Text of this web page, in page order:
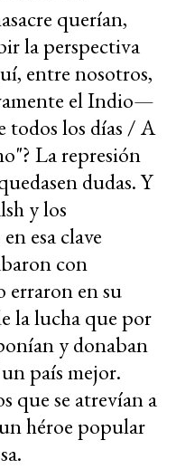
querían,
la perspectiva
entre nosotros,
el Indio—
todos los días / A
La represión
dudas. Y
y los
esa clave
con
erraron en su
la lucha que por
y donaban
país mejor.
que se atrevían a
héroe popular